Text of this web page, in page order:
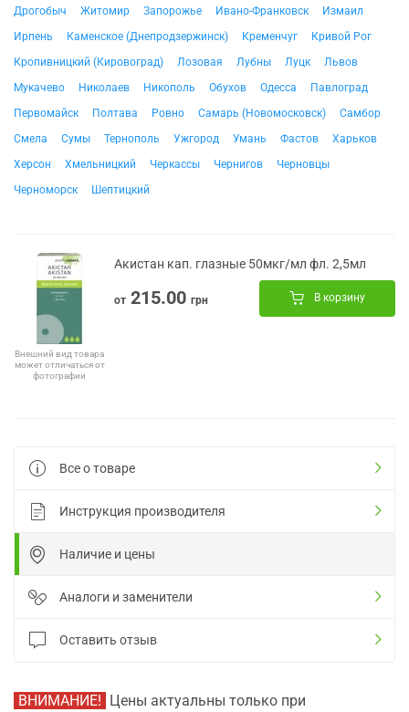
Дрогобыч
Житомир Запорожье Ивано-Франковск
Измаил
Ирпень
Каменское (Днепродзержинск) Кременчуг
Кривой Рог
Кропивницкий (Кировоград)
Лозовая Лубны Луцк
Львов
Мукачево
Николаев Никополь Обухов Одесса
Павлоград
Первомайск
Полтава Ровно Самарь (Новомосковск)
Самбор
Смела
Сумы Тернополь Ужгород Умань Фастов
Харьков
Херсон
Хмельницкий Черкассы Чернигов
Черновцы
Черноморск
Шептицкий
Внешний вид товара
может отличаться от
фотографии
Акистан кап. глазные 50мкг/мл фл. 2,5мл
от 215.00 грн В корзину
Все о товаре
Инструкция производителя
Наличие и цены
Аналоги и заменители
Оставить отзыв
ВНИМАНИЕ! Цены актуальны только при